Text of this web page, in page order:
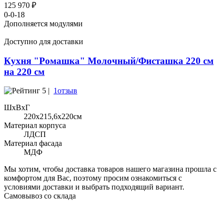
125 970 ₽
0-0-18
Дополняется модулями
Доступно для доставки
Кухня "Ромашка" Молочный/Фисташка 220 см
на 220 см
5 | 1отзыв
ШхВхГ
220x215,6х220см
Материал корпуса
ЛДСП
Материал фасада
МДФ
Мы хотим, чтобы доставка товаров нашего магазина прошла с
комфортом для Вас, поэтому просим ознакомиться с
условиями доставки и выбрать подходящий вариант.
Самовывоз со склада